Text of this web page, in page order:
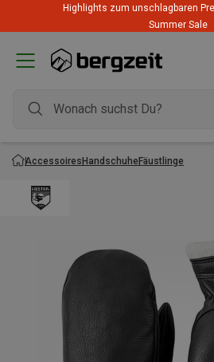
Highlights zum unschlagbaren
Summer Sale
AccessoiresHandschuheFäustlinge